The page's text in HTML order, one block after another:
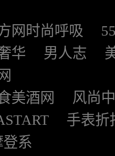
网时尚呼吸
华 男人志
美酒网
风尚
手表折
系